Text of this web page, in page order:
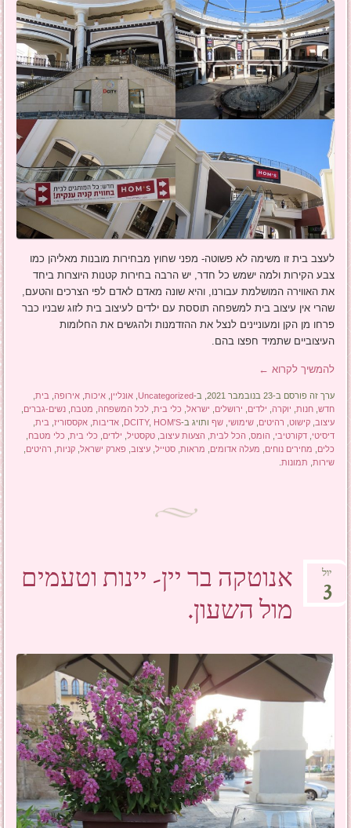
לעצב בית זו משימה לא פשוטה- מפני שחוץ מבחירות מובנות מאליהן כמו
צבע הקירות ולמה ישמש כל חדר, יש הרבה בחירות קטנות היוצרות ביחד
את האווירה המושלמת עבורנו, והיא שונה מאדם לאדם לפי הצרכים והטעם,
שהרי אין עיצוב בית למשפחה תוססת עם ילדים לעיצוב בית לזוג שבניו כבר
פרחו מן הקן ומעוניינים לנצל את ההזדמנות ולהגשים את החלומות
העיצוביים שתמיד חפצו בהם.
להמשיך לקרוא ←
ערך זה פורסם ב-23 בנובמבר 2021, ב- Uncategorized
,אונליין ,איכות ,אירופה בית
חדש ,חנות יוקרה ילדים ירושלים ישראל כלי בית ,לכל המשפחה מטבח ,נשים-גברים
עיצוב ,קישוט רהיטים ,שימושי ,שף ותויג ב- DCITY, HOM'S
,אדיבות ,אקססוריז בית
דיסיטי ,דקורטיבי הומס הכל לבית הצעות עיצוב ,טקסטיל ילדים כלי בית כלי מטבח
כלים
מחירים נוחים מעלה אדומים מראות ,סטייל ,עיצוב פארק ישראל ,קניות רהיטים
שירות תמונות
אנוטקה בר יין- יינות וטעמים
מול השעון.
יול
3